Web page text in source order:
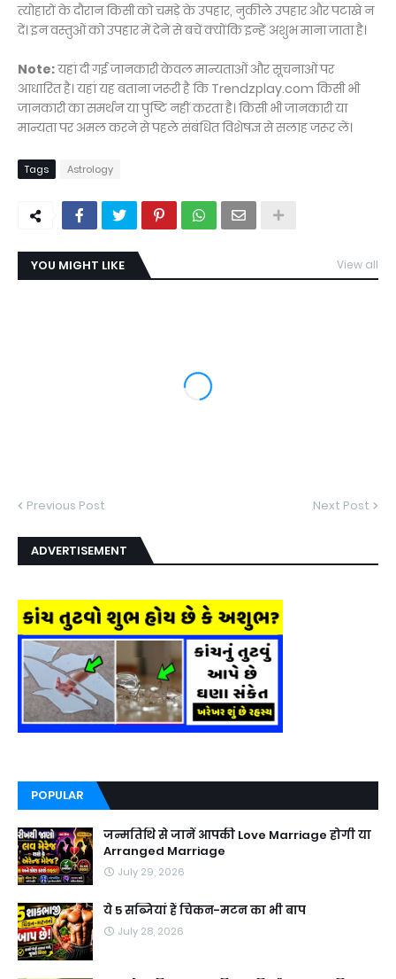
त्योहारों के दौरान किसी को चमड़े के उपहार, नुकीले उपहार और पटाखे न
दें। इन वस्तुओं को उपहार में देने से बचें क्योंकि इन्हें अशुभ माना जाता है।
Note:यहां दी गई जानकारी केवल मान्यताओं और सूचनाओं पर
आधारित है। यहां यह बताना जरूरी है कि Trendzplay.com किसी भी
जानकारी का समर्थन या पुष्टि नहीं करता है। किसी भी जानकारी या
मान्यता पर अमल करने से पहले संबंधित विशेषज्ञ से सलाह जरूर लें।
Tags Astrology
YOU MIGHT LIKE View all
Previous Post Next Post
ADVERTISEMENT
POPULAR
जन्मतिथि से जानें आपकी Love Marriage होगी या
Arranged Marriage
July 29, 2026
ये 5 सब्जियां हैं चिकन-मटन का भी बाप
July 28, 2026